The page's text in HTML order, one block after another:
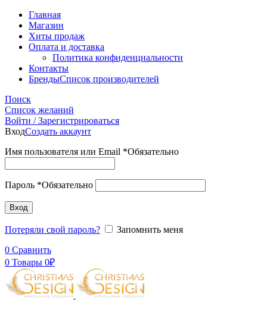
Главная
Магазин
Хиты продаж
Оплата и доставка
Политика конфиденциальности
Контакты
БрендыСписок производителей
Поиск
Список желаний
Войти / Зарегистрироваться
ВходСоздать аккаунт
Имя пользователя или Email *Обязательно
Пароль *Обязательно
Вход
Потеряли свой пароль?
Запомнить меня
0 Сравнить
0 Товары 0₽